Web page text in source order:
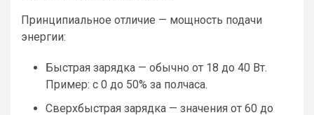
Принципиальное отличие — мощность подачи
энергии:
Быстрая зарядка — обычно от 18 до 40 Вт.
Пример: с 0 до 50% за полчаса.
Сверхбыстрая зарядка — значения от 60 до